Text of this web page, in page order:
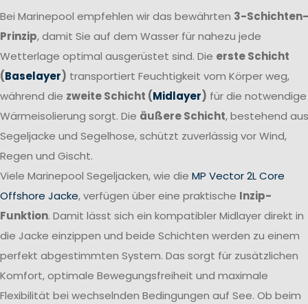
Bei Marinepool empfehlen wir das bewährten 3-Schichten-
Prinzip, damit Sie auf dem Wasser für nahezu jede
Wetterlage optimal ausgerüstet sind. Die erste Schicht
(Baselayer) transportiert Feuchtigkeit vom Körper weg,
während die zweite Schicht (Midlayer) für die notwendige
Wärmeisolierung sorgt. Die äußere Schicht, bestehend aus
Segeljacke und Segelhose, schützt zuverlässig vor Wind,
Regen und Gischt.
Viele Marinepool Segeljacken, wie die MP Vector 2L Core
Offshore Jacke, verfügen über eine praktische Inzip-
Funktion. Damit lässt sich ein kompatibler Midlayer direkt in
die Jacke einzippen und beide Schichten werden zu einem
perfekt abgestimmten System. Das sorgt für zusätzlichen
Komfort, optimale Bewegungsfreiheit und maximale
Flexibilität bei wechselnden Bedingungen auf See. Ob beim